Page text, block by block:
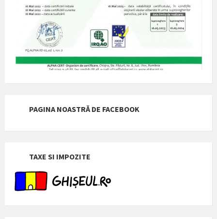
PAGINA NOASTRĂ DE FACEBOOK
TAXE SI IMPOZITE